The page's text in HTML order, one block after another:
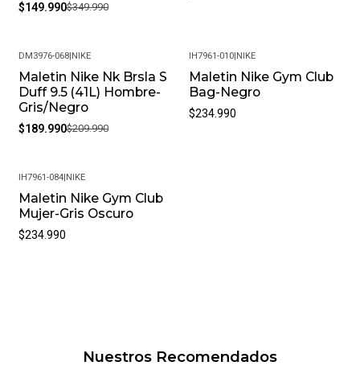
$149.990$349.990
-10%
DM3976-068|NIKE
Maletin Nike Nk Brsla S
Duff 9.5 (41L) Hombre-
Gris/Negro
$189.990$209.990
IH7961-010|NIKE
Maletin Nike Gym Club
Bag-Negro
$234.990
IH7961-084|NIKE
Maletin Nike Gym Club
Mujer-Gris Oscuro
$234.990
Nuestros Recomendados